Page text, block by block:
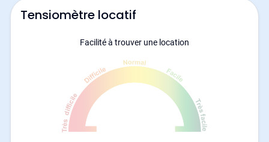
Tensiomètre locatif
Facilité à trouver une location